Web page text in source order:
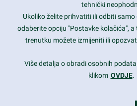
Daily: 9:00 am - 6:00 pm
Sunday: Closed
Copyright 2017FRESHFACE© All Rights
tehnički
Ukoliko želite prihvatiti ili odbiti
odaberite opciju "Postavke kolačića",
trenutku možete izmijeniti ili
Više detalja o obradi osobnih
klikom OVDJE.